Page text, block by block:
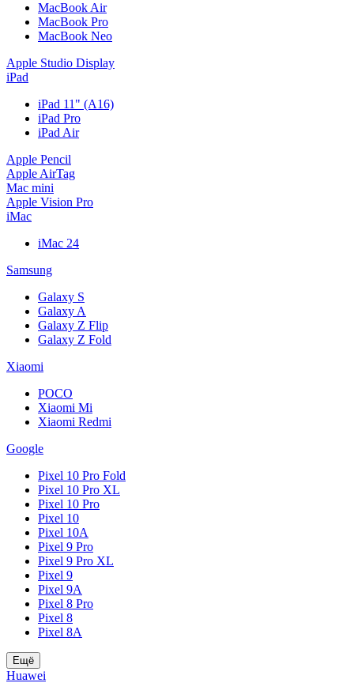
MacBook Air
MacBook Pro
MacBook Neo
Apple Studio Display
iPad
iPad 11" (A16)
iPad Pro
iPad Air
Apple Pencil
Apple AirTag
Mac mini
Apple Vision Pro
iMac
iMac 24
Samsung
Galaxy S
Galaxy A
Galaxy Z Flip
Galaxy Z Fold
Xiaomi
POCO
Xiaomi Mi
Xiaomi Redmi
Google
Pixel 10 Pro Fold
Pixel 10 Pro XL
Pixel 10 Pro
Pixel 10
Pixel 10A
Pixel 9 Pro
Pixel 9 Pro XL
Pixel 9
Pixel 9A
Pixel 8 Pro
Pixel 8
Pixel 8A
Ещё
Huawei